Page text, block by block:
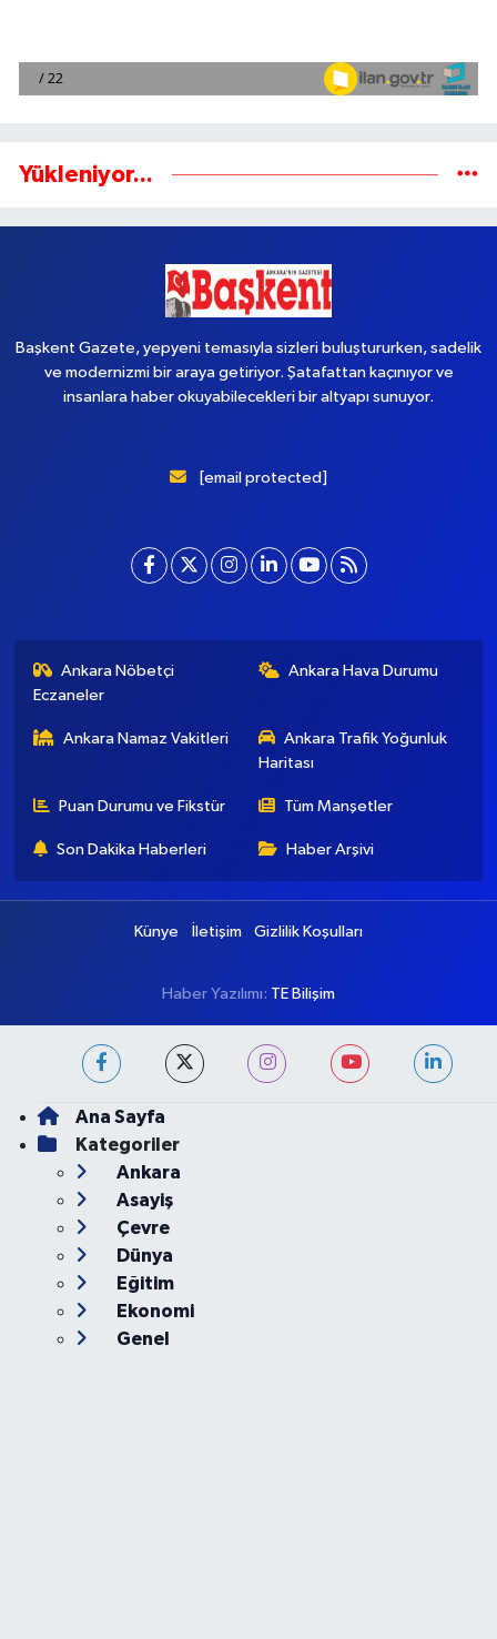
Yükleniyor...
Başkent Gazete, yepyeni temasıyla sizleri buluştururken, sadelik
ve modernizmi bir araya getiriyor. Şatafattan kaçınıyor ve
insanlara haber okuyabilecekleri bir altyapı sunuyor.
[email protected]
Ankara Nöbetçi
Eczaneler
Ankara Hava Durumu
Ankara Namaz Vakitleri
Ankara Trafik Yoğunluk
Haritası
Puan Durumu ve Fikstür Tüm Manşetler
Son Dakika Haberleri Haber Arşivi
Künye İletişim Gizlilik Koşulları
Haber Yazılımı: TE Bilişim
Ana Sayfa
Kategoriler
Ankara
Asayiş
Çevre
Dünya
Eğitim
Ekonomi
Genel